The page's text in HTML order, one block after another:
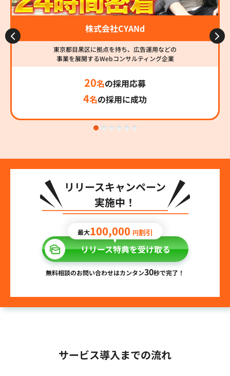
株式会社CYANd
東京都目黒区に拠点を持ち、広告運用などの
事業を展開するWebコンサルティング企業
20名の採用応募
4名の採用に成功
リリースキャンペーン
実施中！
最大100,000 円割引
リリース特典を受け取る
無料相談のお問い合わせはカンタン30秒で完了！
サービス導入までの流れ